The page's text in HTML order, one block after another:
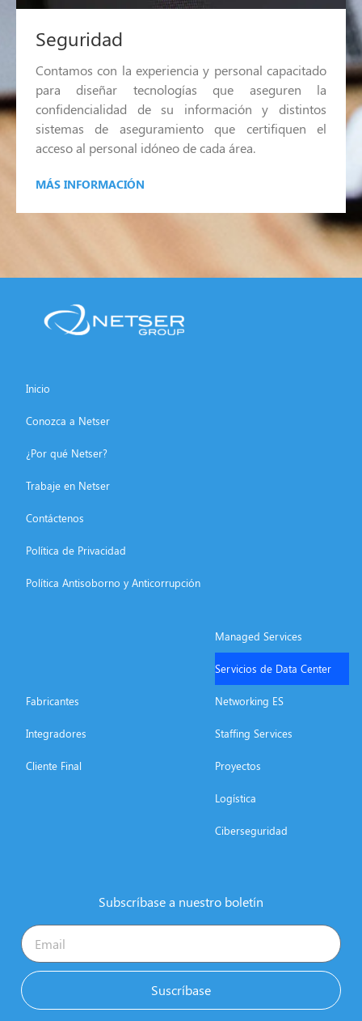
Seguridad
Contamos con la experiencia y personal capacitado
para diseñar tecnologías que aseguren la
confidencialidad de su información y distintos
sistemas de aseguramiento que certifiquen el
acceso al personal idóneo de cada área.
MÁS INFORMACIÓN
Inicio
Conozca a Netser
¿Por qué Netser?
Trabaje en Netser
Contáctenos
Política de Privacidad
Política Antisoborno y Anticorrupción
Fabricantes
Integradores
Cliente Final
Managed Services
Servicios de Data Center
Networking ES
Staffing Services
Proyectos
Logística
Ciberseguridad
Subscríbase a nuestro boletín
Suscríbase